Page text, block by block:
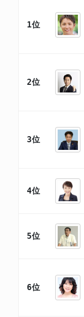
1位
2位
3位
4位
5位
6位